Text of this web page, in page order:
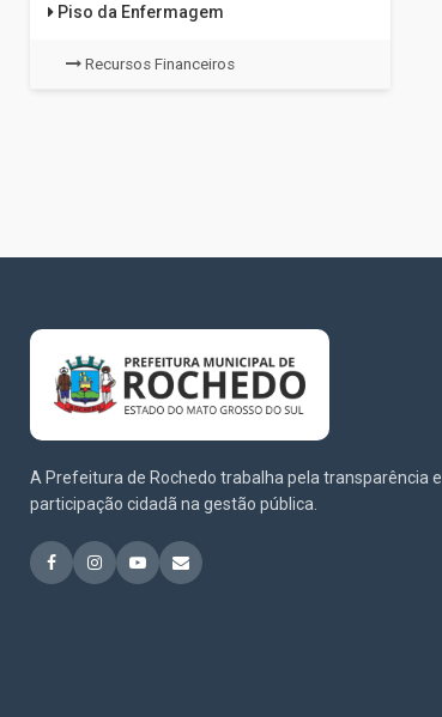
Piso da Enfermagem
Recursos Financeiros
A Prefeitura de Rochedo trabalha pela transparência e
participação cidadã na gestão pública.